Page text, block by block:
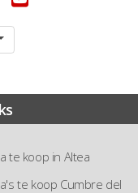
te koop in Altea
te koop Cumbre del